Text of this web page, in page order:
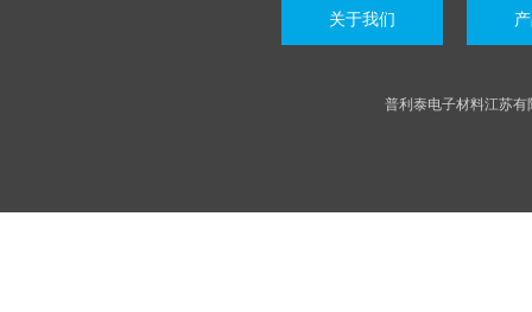
关于我们
普利泰电子材料江苏